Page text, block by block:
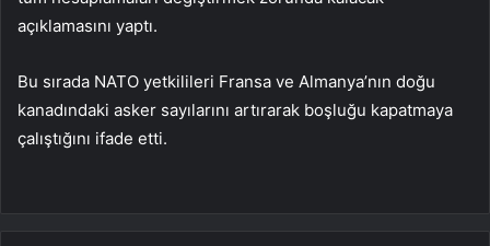
açıklamasını yaptı.
Bu sırada NATO yetkilileri Fransa ve Almanya’nın doğu
kanadındaki asker sayılarını artırarak boşluğu kapatmaya
çalıştığını ifade etti.